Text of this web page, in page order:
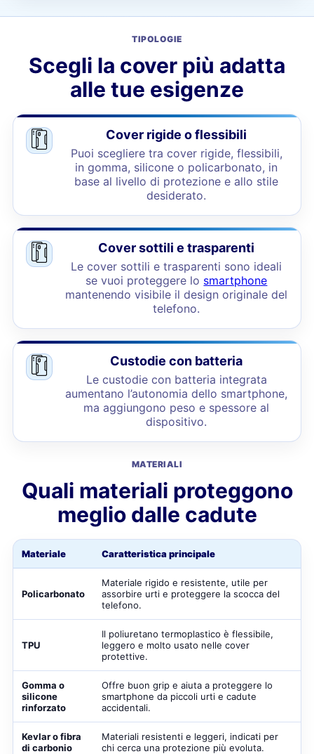
TIPOLOGIE
Scegli la cover più adatta
alle tue esigenze
Cover rigide o flessibili
Puoi scegliere tra cover rigide, flessibili,
in gomma, silicone o policarbonato, in
base al livello di protezione e allo stile
desiderato.
Cover sottili e trasparenti
Le cover sottili e trasparenti sono ideali
se vuoi proteggere lo smartphone
mantenendo visibile il design originale del
telefono.
Custodie con batteria
Le custodie con batteria integrata
aumentano l’autonomia dello smartphone,
ma aggiungono peso e spessore al
dispositivo.
MATERIALI
Quali materiali proteggono
meglio dalle cadute
Materiale Caratteristica principale
Policarbonato
Materiale rigido e resistente, utile per
assorbire urti e proteggere la scocca del
telefono.
TPU
Il poliuretano termoplastico è flessibile,
leggero e molto usato nelle cover
protettive.
Gomma o
silicone
rinforzato
Offre buon grip e aiuta a proteggere lo
smartphone da piccoli urti e cadute
accidentali.
Kevlar o fibra
di carbonio
Materiali resistenti e leggeri, indicati per
chi cerca una protezione più evoluta.